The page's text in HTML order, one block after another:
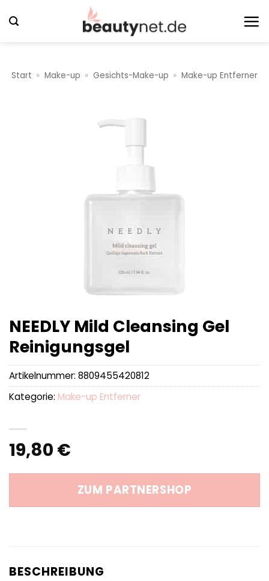
Inhalt
Start » Make-up » Gesichts-Make-up » Make-up Entferner
NEEDLY Mild Cleansing Gel
Reinigungsgel
19,80 €
ZUM PARTNERSHOP
Artikelnummer: 8809455420812
Kategorie: Make-up Entferner
BESCHREIBUNG